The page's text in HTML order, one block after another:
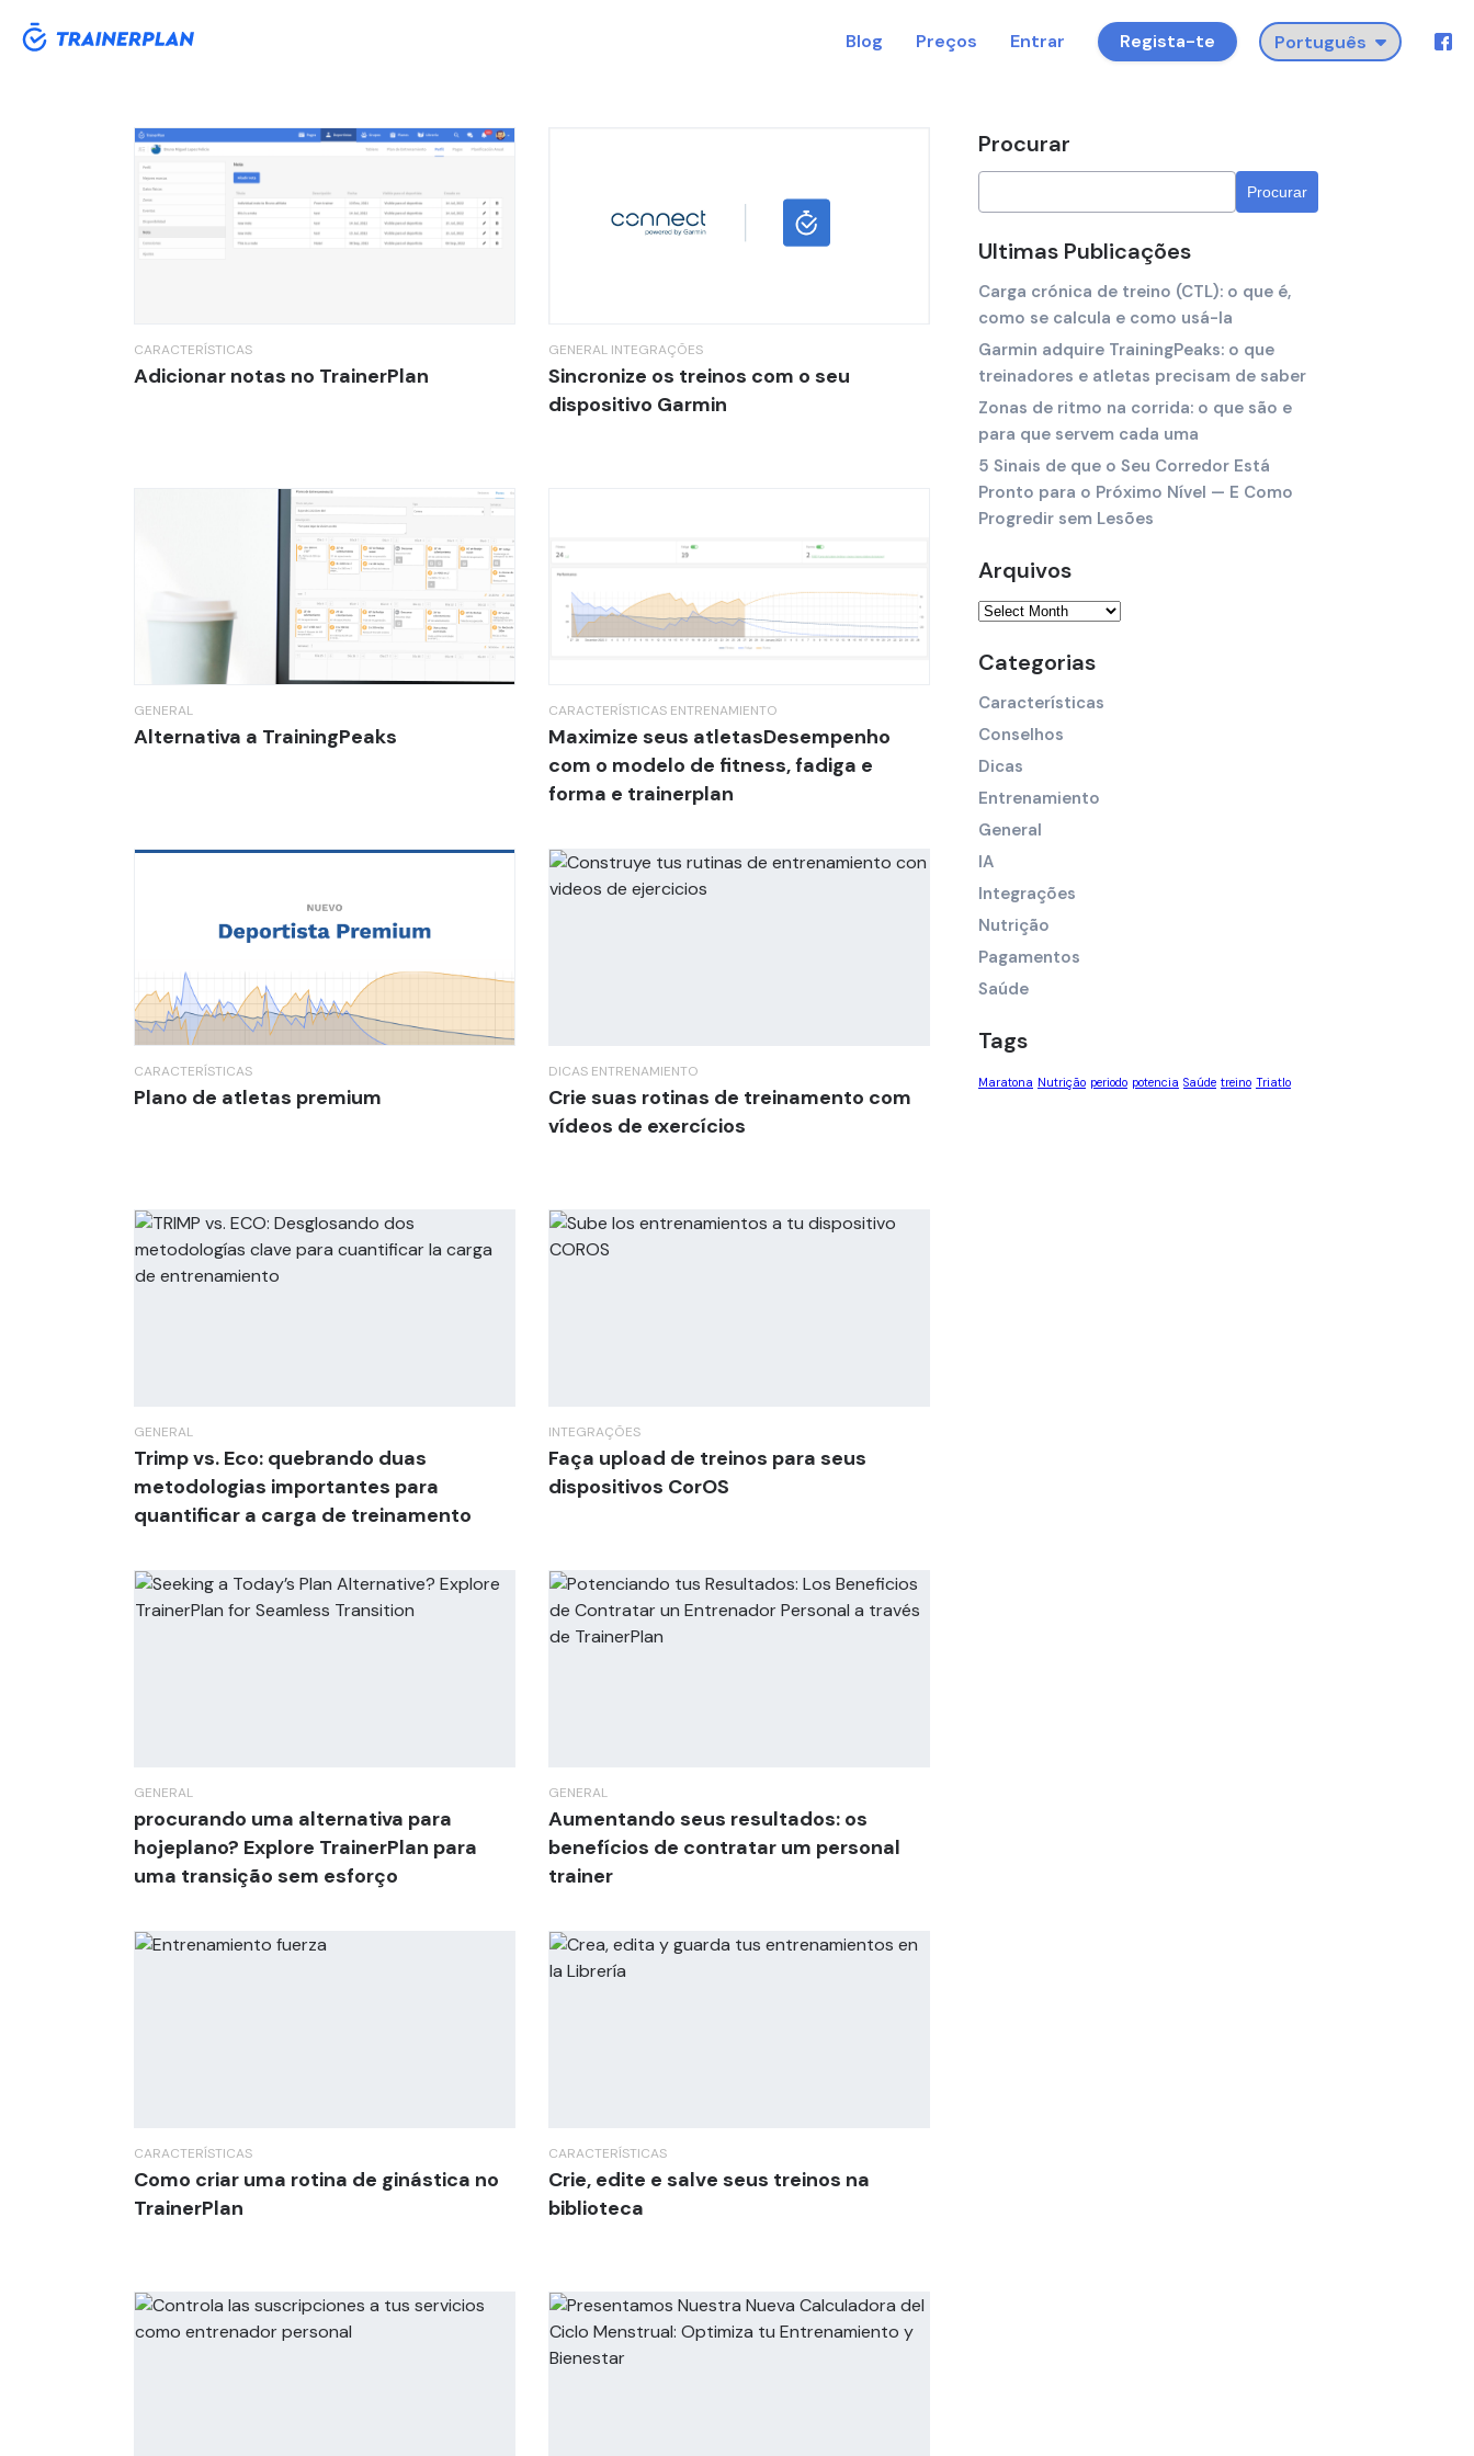
Regista-te
Entrar
Preços
Blog
Treino online com TrainerPlan Blog
CARACTERÍSTICAS
Adicionar notas no TrainerPlan
GENERAL INTEGRAÇÕES
Sincronize os treinos com o seu
dispositivo Garmin
GENERAL
Alternativa a TrainingPeaks
CARACTERÍSTICAS ENTRENAMIENTO
Maximize seus atletasDesempenho
com o modelo de fitness, fadiga e
forma e trainerplan
CARACTERÍSTICAS
Plano de atletas premium
DICAS ENTRENAMIENTO
Crie suas rotinas de treinamento com
vídeos de exercícios
GENERAL
Trimp vs. Eco: quebrando duas
metodologias importantes para
quantificar a carga de treinamento
INTEGRAÇÕES
Faça upload de treinos para seus
dispositivos CorOS
GENERAL
procurando uma alternativa para
hojeplano? Explore TrainerPlan para
uma transição sem esforço
GENERAL
Aumentando seus resultados: os
benefícios de contratar um personal
trainer
CARACTERÍSTICAS
Como criar uma rotina de ginástica no
TrainerPlan
CARACTERÍSTICAS
Crie, edite e salve seus treinos na
biblioteca
Procurar
Ultimas Publicações
Carga crónica de treino (CTL): o que é,
como se calcula e como usá-la
Garmin adquire TrainingPeaks: o que
treinadores e atletas precisam de saber
Zonas de ritmo na corrida: o que são e
para que servem cada uma
5 Sinais de que o Seu Corredor Está
Pronto para o Próximo Nível — E Como
Progredir sem Lesões
Arquivos
Categorias
Características
Conselhos
Dicas
Entrenamiento
General
IA
Integrações
Nutrição
Pagamentos
Saúde
Tags
Maratona Nutrição periodo potencia Saúde treino Triatlo